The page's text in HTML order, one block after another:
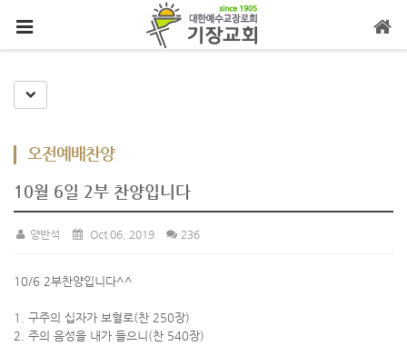
Toggle Dropdown
오전예배찬양
10월 6일 2부 찬양입니다
양반석 Oct 06, 2019 236
10/6 2부찬양입니다^^
1. 구주의 십자가 보혈로(찬 250장)
2. 주의 음성을 내가 들으니(찬 540장)